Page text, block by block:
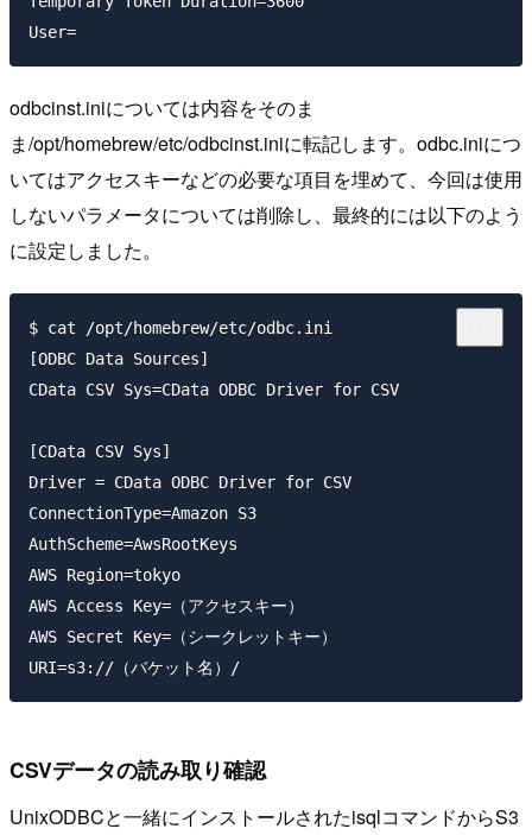
odbcinst.iniについては内容をそのま
ま/opt/homebrew/etc/odbcinst.iniに転記します。odbc.iniにつ
いてはアクセスキーなどの必要な項目を埋めて、今回は使用
しないパラメータについては削除し、最終的には以下のよう
に設定しました。
$ cat /opt/homebrew/etc/odbc.ini
[ODBC Data Sources]
CData CSV Sys=CData ODBC Driver for CSV
[CData CSV Sys]
Driver = CData ODBC Driver for CSV
ConnectionType=Amazon S3
AuthScheme=AwsRootKeys
AWS Region=tokyo
AWS Access Key=（アクセスキー）
AWS Secret Key=（シークレットキー）
CSVデータの読み取り確認
UnixODBCと一緒にインストールされたisqlコマンドからS3